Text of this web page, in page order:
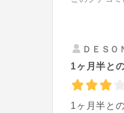
ＤＥＳＯ
1ヶ月半と
1ヶ月半と